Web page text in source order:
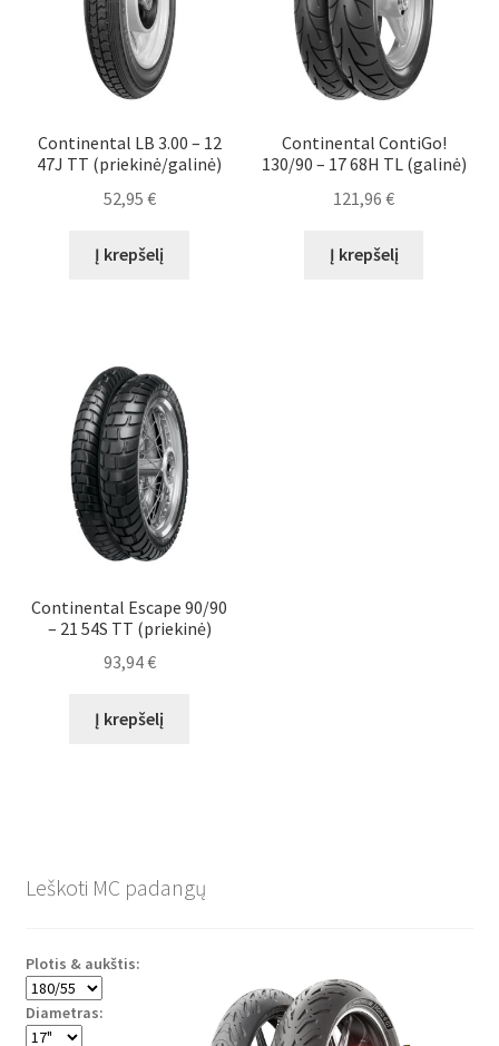
Continental LB 3.00 – 12
47J TT (priekinė/galinė)
52,95 €
Į krepšelį
Continental ContiGo!
130/90 – 17 68H TL (galinė)
121,96€
Į krepšelį
Continental Escape 90/90
– 21 54S TT (priekinė)
93,94€
Į krepšelį
Leškoti MC padangų
Plotis & aukštis:
Diametras: